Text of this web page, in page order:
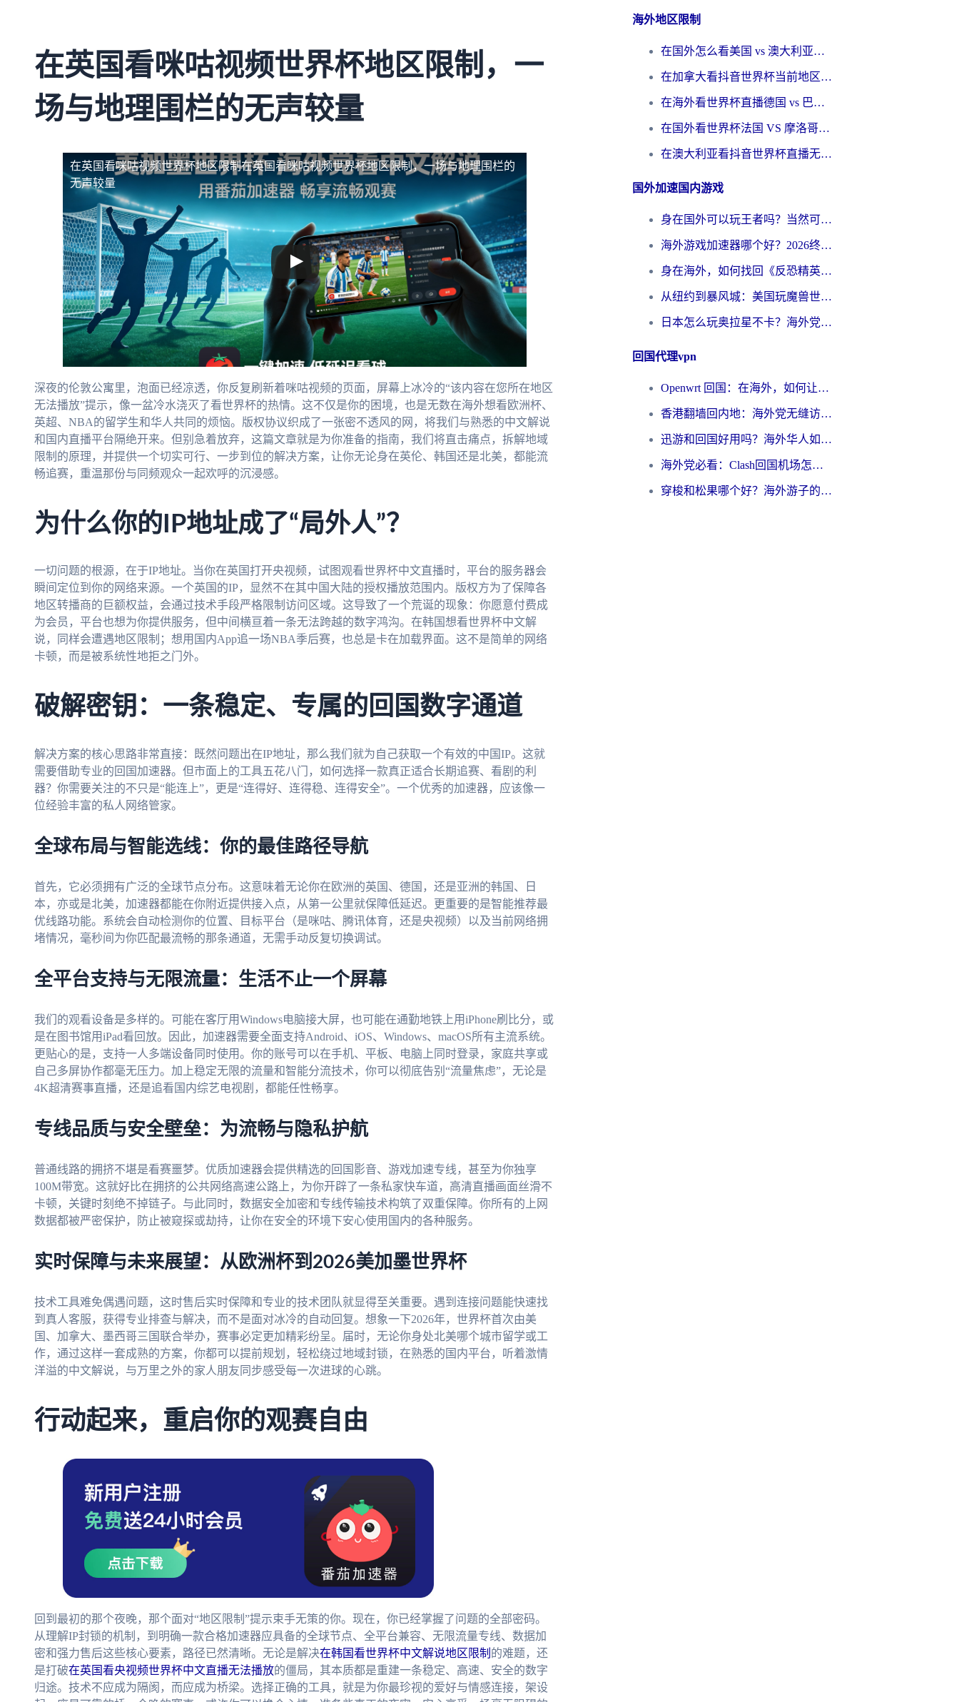
在英国看咪咕视频世界杯地区限制，一
场与地理围栏的无声较量
在英国看咪咕视频世界杯地区限制在英国看咪咕视频世界杯地区限制，一场与地理围栏的
无声较量
深夜的伦敦公寓里，泡面已经凉透，你反复刷新着咪咕视频的页面，屏幕上冰冷的“该内容在您所在地区
无法播放”提示，像一盆冷水浇灭了看世界杯的热情。这不仅是你的困境，也是无数在海外想看欧洲杯、
英超、NBA的留学生和华人共同的烦恼。版权协议织成了一张密不透风的网，将我们与熟悉的中文解说
和国内直播平台隔绝开来。但别急着放弃，这篇文章就是为你准备的指南，我们将直击痛点，拆解地域
限制的原理，并提供一个切实可行、一步到位的解决方案，让你无论身在英伦、韩国还是北美，都能流
畅追赛，重温那份与同频观众一起欢呼的沉浸感。
为什么你的IP地址成了“局外人”？
一切问题的根源，在于IP地址。当你在英国打开央视频，试图观看世界杯中文直播时，平台的服务器会
瞬间定位到你的网络来源。一个英国的IP，显然不在其中国大陆的授权播放范围内。版权方为了保障各
地区转播商的巨额权益，会通过技术手段严格限制访问区域。这导致了一个荒诞的现象：你愿意付费成
为会员，平台也想为你提供服务，但中间横亘着一条无法跨越的数字鸿沟。在韩国想看世界杯中文解
说，同样会遭遇地区限制；想用国内App追一场NBA季后赛，也总是卡在加载界面。这不是简单的网络
卡顿，而是被系统性地拒之门外。
破解密钥：一条稳定、专属的回国数字通道
解决方案的核心思路非常直接：既然问题出在IP地址，那么我们就为自己获取一个有效的中国IP。这就
需要借助专业的回国加速器。但市面上的工具五花八门，如何选择一款真正适合长期追赛、看剧的利
器？你需要关注的不只是“能连上”，更是“连得好、连得稳、连得安全”。一个优秀的加速器，应该像一
位经验丰富的私人网络管家。
全球布局与智能选线：你的最佳路径导航
首先，它必须拥有广泛的全球节点分布。这意味着无论你在欧洲的英国、德国，还是亚洲的韩国、日
本，亦或是北美，加速器都能在你附近提供接入点，从第一公里就保障低延迟。更重要的是智能推荐最
优线路功能。系统会自动检测你的位置、目标平台（是咪咕、腾讯体育，还是央视频）以及当前网络拥
堵情况，毫秒间为你匹配最流畅的那条通道，无需手动反复切换调试。
全平台支持与无限流量：生活不止一个屏幕
我们的观看设备是多样的。可能在客厅用Windows电脑接大屏，也可能在通勤地铁上用iPhone刷比分，或
是在图书馆用iPad看回放。因此，加速器需要全面支持Android、iOS、Windows、macOS所有主流系统。
更贴心的是，支持一人多端设备同时使用。你的账号可以在手机、平板、电脑上同时登录，家庭共享或
自己多屏协作都毫无压力。加上稳定无限的流量和智能分流技术，你可以彻底告别“流量焦虑”，无论是
4K超清赛事直播，还是追看国内综艺电视剧，都能任性畅享。
专线品质与安全壁垒：为流畅与隐私护航
普通线路的拥挤不堪是看赛噩梦。优质加速器会提供精选的回国影音、游戏加速专线，甚至为你独享
100M带宽。这就好比在拥挤的公共网络高速公路上，为你开辟了一条私家快车道，高清直播画面丝滑不
卡顿，关键时刻绝不掉链子。与此同时，数据安全加密和专线传输技术构筑了双重保障。你所有的上网
数据都被严密保护，防止被窥探或劫持，让你在安全的环境下安心使用国内的各种服务。
实时保障与未来展望：从欧洲杯到2026美加墨世界杯
技术工具难免偶遇问题，这时售后实时保障和专业的技术团队就显得至关重要。遇到连接问题能快速找
到真人客服，获得专业排查与解决，而不是面对冰冷的自动回复。想象一下2026年，世界杯首次由美
国、加拿大、墨西哥三国联合举办，赛事必定更加精彩纷呈。届时，无论你身处北美哪个城市留学或工
作，通过这样一套成熟的方案，你都可以提前规划，轻松绕过地域封锁，在熟悉的国内平台，听着激情
洋溢的中文解说，与万里之外的家人朋友同步感受每一次进球的心跳。
行动起来，重启你的观赛自由
回到最初的那个夜晚，那个面对“地区限制”提示束手无策的你。现在，你已经掌握了问题的全部密码。
从理解IP封锁的机制，到明确一款合格加速器应具备的全球节点、全平台兼容、无限流量专线、数据加
密和强力售后这些核心要素，路径已然清晰。无论是解决在韩国看世界杯中文解说地区限制 的难题，还
是打破在英国看央视频世界杯中文直播无法播放的僵局，其本质都是重建一条稳定、高速、安全的数字
归途。技术不应成为隔阂，而应成为桥梁。选择正确的工具，就是为你最珍视的爱好与情感连接，架设
海外地区限制
在国外怎么看美国 vs 澳大利亚世界杯直播？海外党必藏的中文解说观赛指南
在加拿大看抖音世界杯当前地区不可播放？海外党体育观赛终极指南
在海外看世界杯直播德国 vs 巴拉圭当前IP受限制？这篇指南帮你轻松解决地区限制
在国外看世界杯法国 VS 摩洛哥仅限中国大陆？别让地域限制拦下你的欢呼
在澳大利亚看抖音世界杯直播无法播放？海外党体育观赛终极指南来了！
国外加速国内游戏
身在国外可以玩王者吗？当然可以，但你需要这份“加速”指南
海外游戏加速器哪个好？2026终极指南帮你畅玩国服+解决卡顿难题
身在海外，如何找回《反恐精英：全球攻势》国服的丝滑手感？一份给你的终极指南
从纽约到暴风城：美国玩魔兽世界，如何找到你的最佳网络航线
日本怎么玩奥拉星不卡？海外党国服游戏加速器选择全攻略
回国代理vpn
Openwrt 回国：在海外，如何让家的网络触手可及
香港翻墙回内地：海外党无缝访问国内资源的加速器选择全攻略
迅游和回国好用吗？海外华人如何选择靠谱的回国加速器
海外党必看：Clash回国机场怎么选？一篇搞定无缝访问国内资源的全攻略
穿梭和松果哪个好？海外游子的数字归乡路，到底该怎么选